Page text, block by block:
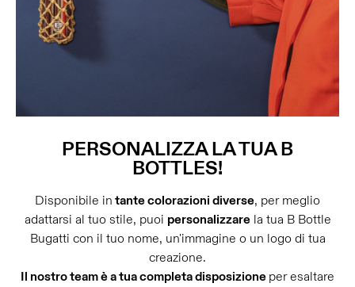
PERSONALIZZA LA TUA B
BOTTLES!
Disponibile in tante colorazioni diverse, per meglio
adattarsi al tuo stile, puoi personalizzarela tua B Bottle
Bugatti con il tuo nome, un'immagine o un logo di tua
creazione.
Il nostro team è a tua completa disposizione per esaltare